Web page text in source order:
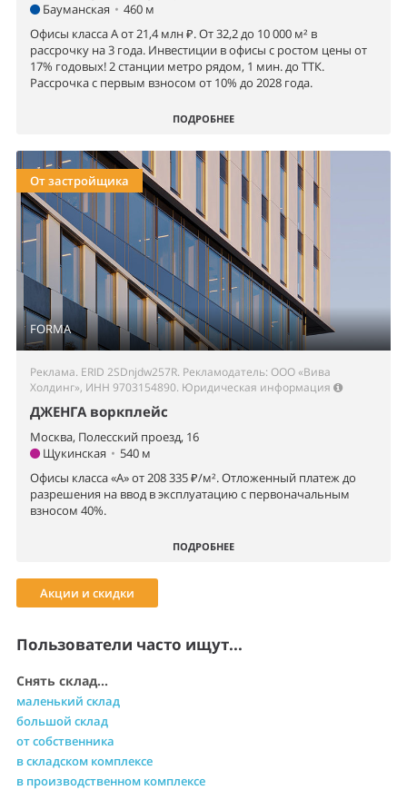
Бауманская • 460 м
Офисы класса А от 21,4 млн ₽. От 32,2 до 10 000 м² в
рассрочку на 3 года. Инвестиции в офисы с ростом цены от
17% годовых! 2 станции метро рядом, 1 мин. до ТТК.
Рассрочка с первым взносом от 10% до 2028 года.
ПОДРОБНЕЕ
FORMA
От застройщика
Реклама. ERID 2SDnjdw257R. Рекламодатель: ООО «Вива
Холдинг», ИНН 9703154890. Юридическая информация
ДЖЕНГА воркплейс
Москва, Полесский проезд, 16
Щукинская • 540 м
Офисы класса «А» от 208 335 ₽/м². Отложенный платеж до
разрешения на ввод в эксплуатацию с первоначальным
взносом 40%.
ПОДРОБНЕЕ
Акции и скидки
Пользователи часто ищут...
Снять склад...
маленький склад
большой склад
от собственника
в складском комплексе
в производственном комплексе